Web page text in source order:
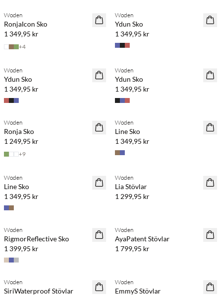
NYHET
Woden
RonjaIcon Sko
1 349,95 kr
+4
NYHET
Woden
Ydun Sko
1 349,95 kr
NYHET
Woden
Ydun Sko
1 349,95 kr
NYHET
Woden
Ydun Sko
1 349,95 kr
NYHET
Köp min. 2 & spara 20 %
Woden
Ronja Sko
1 249,95 kr
+9
NYHET
Köp min. 2 & spara 20 %
Woden
Line Sko
1 349,95 kr
NYHET
Woden
Line Sko
1 349,95 kr
NYHET
Woden
Lia Stövlar
1 299,95 kr
Woden
RigmorReflective Sko
1 399,95 kr
Woden
AyaPatent Stövlar
1 799,95 kr
Woden
SiriWaterproof Stövlar
Woden
EmmyS Stövlar